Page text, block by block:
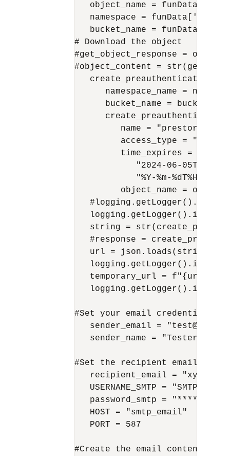
object_name =
namespace =
bucket_name =
# Download the object
#get_object_response =
#object_content =
namespace_name =
bucket_name =
         name = "prestorage",
access_type =
time_expires =
"2024-06-
"%Y-%m-
object_name =
string =
#response =
   url = json.loads(string)
temporary_url =
#Set your email credentials
sender_email =
   sender_name = "Tester"
#Set the recipient email
recipient_email =
   USERNAME_SMTP = "SMTPOCID"
password_smtp =
   HOST = "smtp_email"
   PORT = 587
#Create the email content